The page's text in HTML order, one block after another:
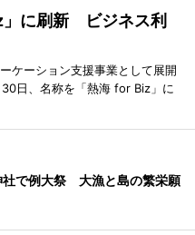
に刷新 ビジネス利
ケーション支援事業として展開
日、名称を「熱海 for Biz」に
社で例大祭 大漁と島の繁栄願